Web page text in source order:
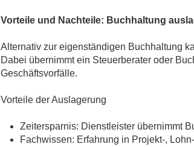
Vorteile und Nachteile: Buchhaltung
Alternativ zur eigenständigen Buchhaltung
Dabei übernimmt ein Steuerberater oder
Geschäftsvorfälle.
Vorteile der Auslagerung
Zeitersparnis: Dienstleister übernimmt
Fachwissen: Erfahrung in Projekt-,